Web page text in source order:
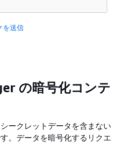
を送信
の暗号化コンテ
ークレットデータを含まない
。データを暗号化するリクエ